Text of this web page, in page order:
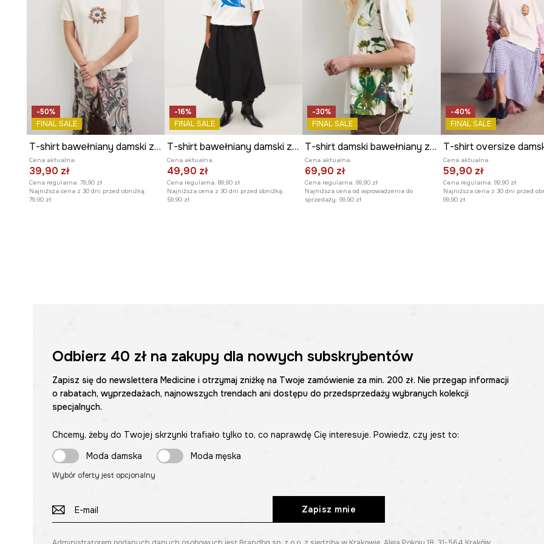
noszeniu.
Wzór z efektem sprania
w beżowym kolorze ułatwia łączenie t-shirtu z
innymi elementami garderoby.
-50%
FINAL SALE
T-shirt bawełniany damski z elastanem interlock
Cena aktualna:
39,90 zł
Cena regularna: 79,90 zł
Najniższa cena z 30 dni przed obniżką:
79,90 zł
-16%
FINAL SALE
T-shirt bawełniany damski z kolekcji Eviva L'arte
Cena aktualna:
49,90 zł
Cena regularna: 89,90 zł
Najniższa cena z 30 dni przed obniżką:
59,90 zł
-30%
FINAL SALE
T-shirt damski bawełniany z elastanem
Cena aktualna:
69,90 zł
Cena regularna: 99,90 zł
Najniższa cena od wprowadzenia do
sprzedaży: 99,90 zł
-40%
FINAL SALE
Cena aktualna:
59,90 zł
Cena regularna: 99,90 zł
Najniższa cena z 30 dni przed
99,90 zł
Odbierz 40 złna zakupy dla nowych subskrybentów
Zapisz się do newslettera Medicine i otrzymaj zniżkę na Twoje zamówienie za min. 200 zł. Nie przegap informacji
o rabatach, wyprzedażach, najnowszych trendach ani dostępu do przedsprzedaży wybranych kolekcji
specjalnych.
Chcemy, żeby do Twojej skrzynki trafiało tylko to, co naprawdę Cię interesuje. Powiedz, czy jest to:
Moda damska
Moda męska
Wybór oferty jest opcjonalny
Zapisz mnie